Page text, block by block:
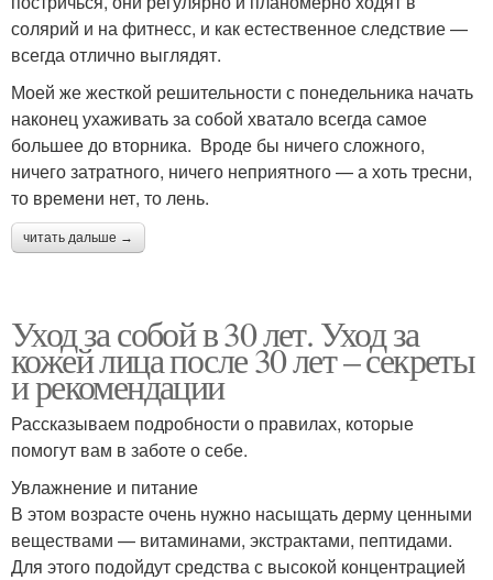
солярий и на фитнесс, и как естественное следствие —
всегда отлично выглядят.
Моей же жесткой решительности с понедельника начать
наконец ухаживать за собой хватало всегда самое
большее до вторника. Вроде бы ничего сложного,
ничего затратного, ничего неприятного — а хоть тресни,
то времени нет, то лень.
читать дальше →
Уход за собой в 30 лет. Уход за
кожей лица после 30 лет – секреты
и рекомендации
Рассказываем подробности о правилах, которые
помогут вам в заботе о себе.
Увлажнение и питание
В этом возрасте очень нужно насыщать дерму ценными
веществами — витаминами, экстрактами, пептидами.
Для этого подойдут средства с высокой концентрацией